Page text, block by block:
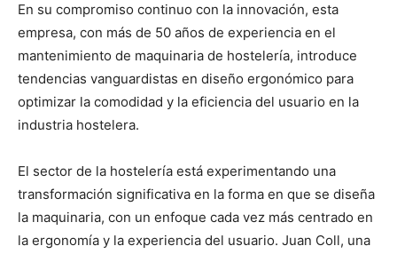
En su compromiso continuo con la innovación, esta
empresa, con más de 50 años de experiencia en el
mantenimiento de maquinaria de hostelería, introduce
tendencias vanguardistas en diseño ergonómico para
optimizar la comodidad y la eficiencia del usuario en la
industria hostelera.
El sector de la hostelería está experimentando una
transformación significativa en la forma en que se diseña
la maquinaria, con un enfoque cada vez más centrado en
la ergonomía y la experiencia del usuario. Juan Coll, una